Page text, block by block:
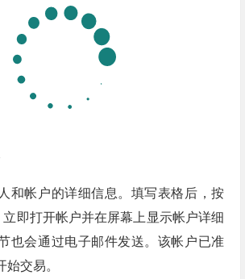
和帐户的详细信息。填写表格后，按
立即打开帐户并在屏幕上显示帐户详细
也会通过电子邮件发送。该帐户已准
交易。